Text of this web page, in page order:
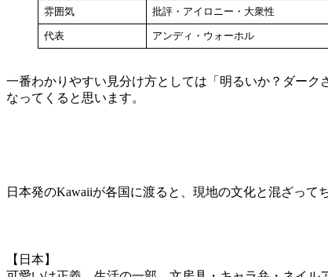
雰囲気 批評・アイロニー・大衆性
代表 アンディ・ウォーホル
一番わかりやすい見分け方としては「明るいか？ダー
なってくると思います。
日本発のKawaiiが各国に渡ると、現地の文化と混ざって
【日本】